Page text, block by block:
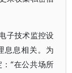
子技术监控设
息息相关。为
“在公共场所